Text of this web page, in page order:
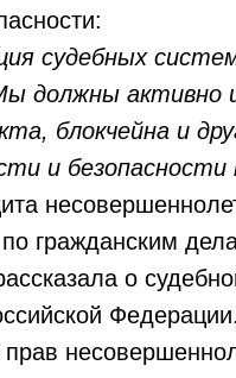
судебных
должны активно
блокчейна и
и безопасности
гражданским
о